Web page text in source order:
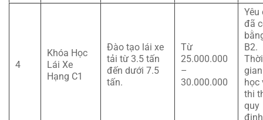
4
Khóa Học
Lái Xe
Hạng C1
Đào tạo lái xe
tải từ 3.5 tấn
đến dưới 7.5
tấn.
Từ
25.000.000
–
30.000.000
Yêu
đã
B2.
Thời
gian
học
thi
quy